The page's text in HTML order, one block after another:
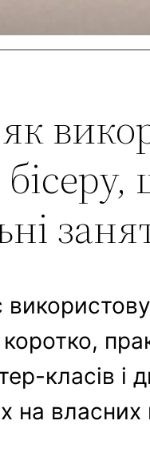
коротко,
класів і
на власних